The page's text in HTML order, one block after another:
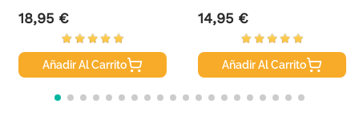
Precio
18,95 €
Añadir Al Carrito
Precio
14,95 €
Añadir Al Carrito